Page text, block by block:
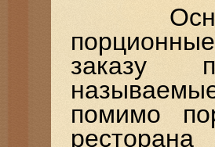
заказу
помимо